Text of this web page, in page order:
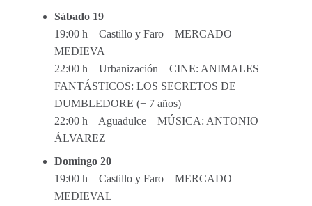
Sábado 19
19:00 h – Castillo y Faro – MERCADO
MEDIEVA
22:00 h – Urbanización – CINE: ANIMALES
FANTÁSTICOS: LOS SECRETOS DE
DUMBLEDORE (+ 7 años)
22:00 h – Aguadulce – MÚSICA: ANTONIO
ÁLVAREZ
Domingo 20
19:00 h – Castillo y Faro – MERCADO
MEDIEVAL